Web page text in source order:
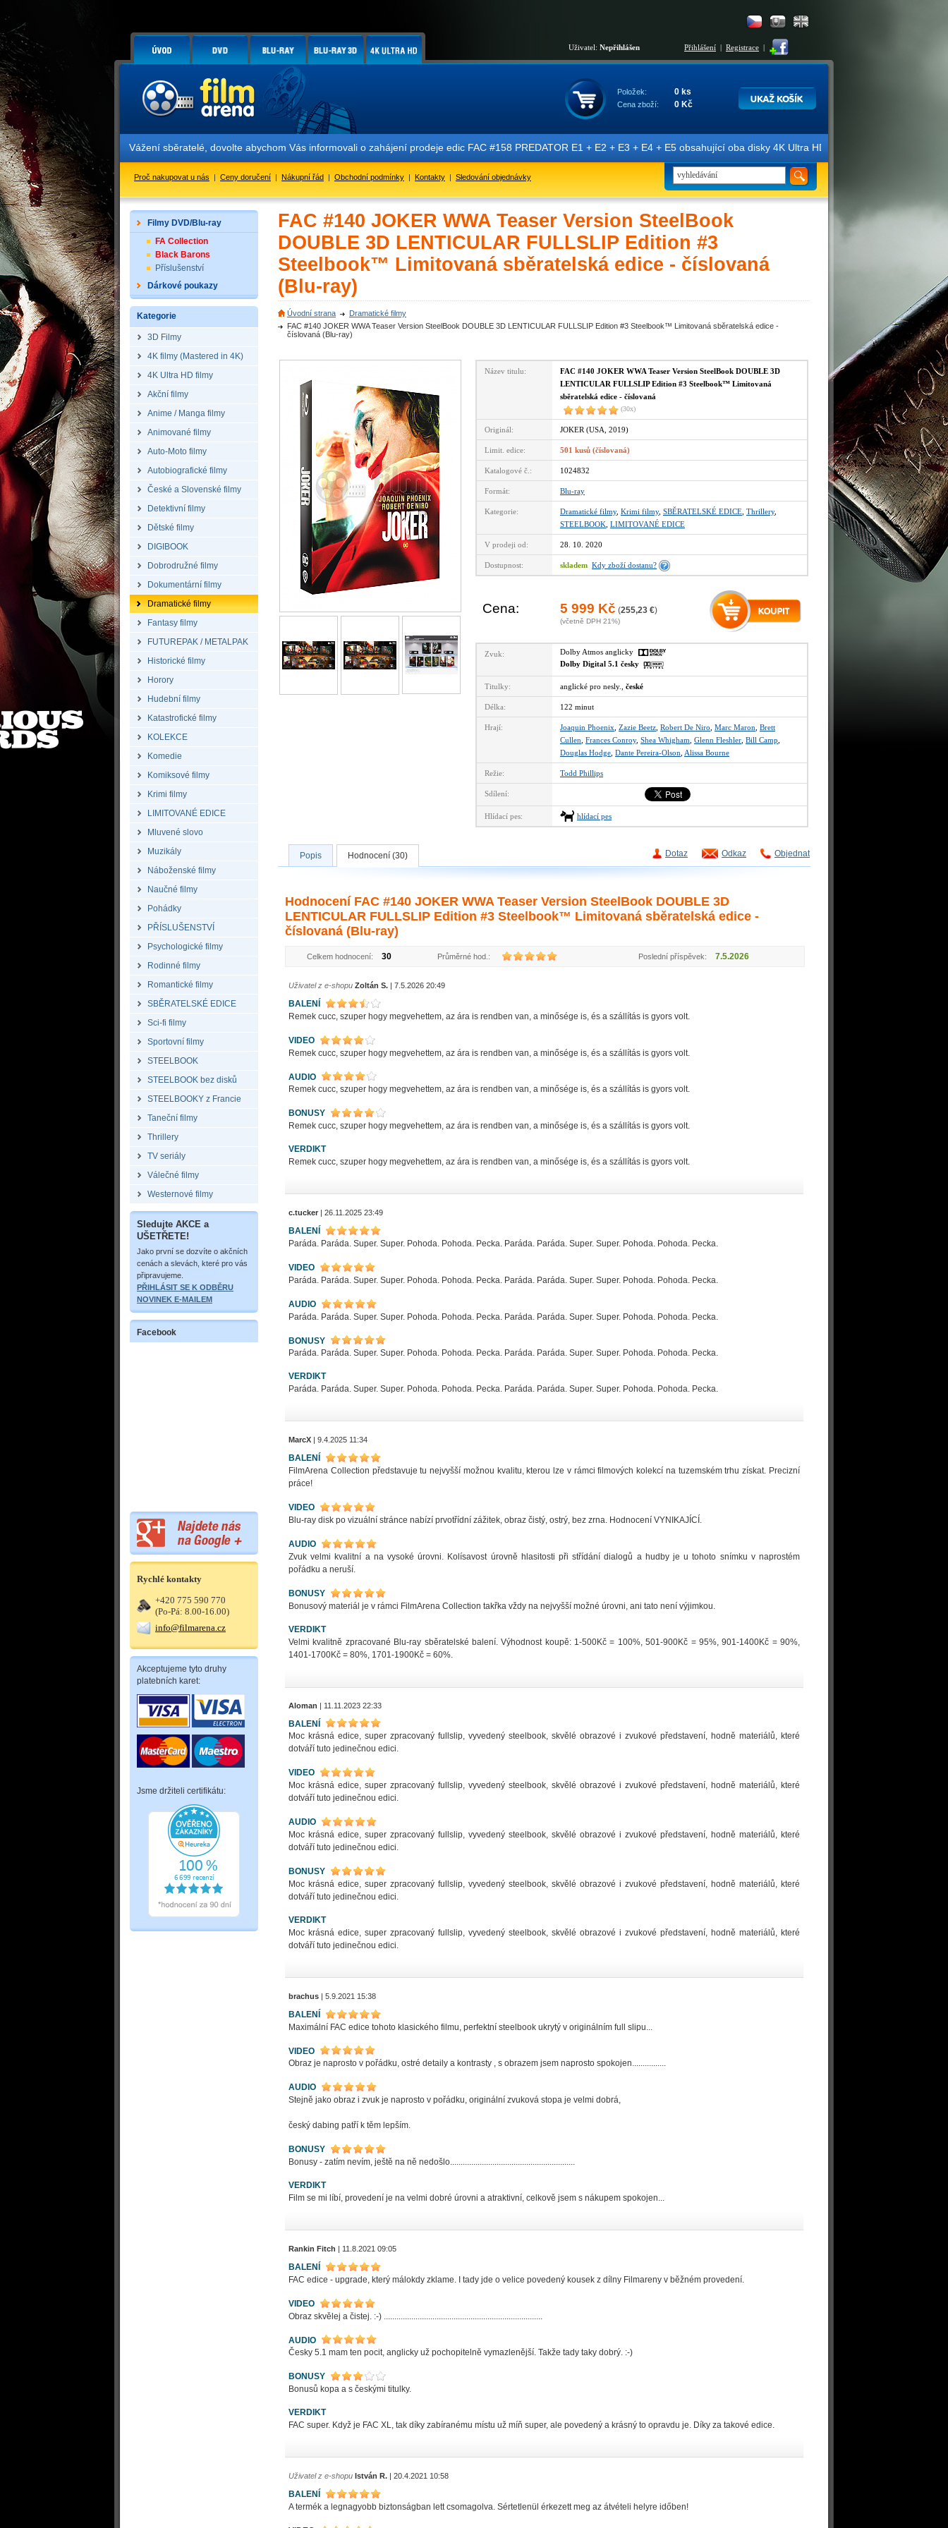
Uživatel: Nepřihlášen Přihlášení | Registrace |
Položek: 0 ks
Cena zboží: 0 Kč
Vážení sběratelé, dovolte abychom Vás informovali o zahájení prodeje edic FAC #158 PREDATOR E1 + E2 + E3 + E4 + E5 obsahující oba disky 4K Ultra HD + Blu-ray 3D/2D. Edice jsou
Proč nakupovat u nás | Ceny doručení | Nákupní řád | Obchodní podmínky | Kontakty | Sledování objednávky
Filmy DVD/Blu-ray
FA Collection
Black Barons
Příslušenství
Dárkové poukazy
Kategorie
3D Filmy
4K filmy (Mastered in 4K)
4K Ultra HD filmy
Akční filmy
Anime / Manga filmy
Animované filmy
Auto-Moto filmy
Autobiografické filmy
České a Slovenské filmy
Detektivní filmy
Dětské filmy
DIGIBOOK
Dobrodružné filmy
Dokumentární filmy
Dramatické filmy
Fantasy filmy
FUTUREPAK / METALPAK
Historické filmy
Horory
Hudební filmy
Katastrofické filmy
KOLEKCE
Komedie
Komiksové filmy
Krimi filmy
LIMITOVANÉ EDICE
Mluvené slovo
Muzikály
Náboženské filmy
Naučné filmy
Pohádky
PŘÍSLUŠENSTVÍ
Psychologické filmy
Rodinné filmy
Romantické filmy
SBĚRATELSKÉ EDICE
Sci-fi filmy
Sportovní filmy
STEELBOOK
STEELBOOK bez disků
STEELBOOKY z Francie
Taneční filmy
Thrillery
TV seriály
Válečné filmy
Westernové filmy
Sledujte AKCE a
UŠETŘETE!
Jako první se dozvíte o akčních
cenách a slevách, které pro vás
připravujeme.
PŘIHLÁSIT SE K ODBĚRU
NOVINEK E-MAILEM
Facebook
Rychlé kontakty
+420 775 590 770
(Po-Pá: 8.00-16.00)
info@filmarena.cz
Akceptujeme tyto druhy
platebních karet:
Jsme držiteli certifikátu:
FAC #140 JOKER WWA Teaser Version SteelBook
DOUBLE 3D LENTICULAR FULLSLIP Edition #3
Steelbook™ Limitovaná sběratelská edice - číslovaná
(Blu-ray)
Úvodní strana
Dramatické filmy
FAC #140 JOKER WWA Teaser Version SteelBook DOUBLE 3D LENTICULAR FULLSLIP Edition #3 Steelbook™ Limitovaná sběratelská edice -
číslovaná (Blu-ray)
Název titulu:
FAC #140 JOKER WWA Teaser Version SteelBook DOUBLE 3D
LENTICULAR FULLSLIP Edition #3 Steelbook™ Limitovaná
sběratelská edice - číslovaná
(30x)
Originál: JOKER (USA, 2019)
Limit. edice: 501 kusů (číslovaná)
Katalogové č.: 1024832
Formát: Blu-ray
Kategorie: Dramatické filmy, Krimi filmy, SBĚRATELSKÉ EDICE Thrillery,
STEELBOOK LIMITOVANÉ EDICE
V prodeji od: 28. 10. 2020
Dostupnost: skladem Kdy zboží dostanu?
Cena: 5 999 Kč (255,23 €)
(včetně DPH 21%)
Zvuk:
Dolby Atmos anglicky
Dolby Digital 5.1 česky
Titulky: anglické pro nesly., české
Délka: 122 minut
Hrají: Joaquin Phoenix Zazie Beetz Robert De Niro Marc Maron Brett
Cullen Frances Conroy, Shea Whigham Glenn Fleshler Bill Camp
Douglas Hodge Dante Pereira-Olson Alissa Bourne
Režie: Todd Phillips
Sdílení:
Hlídací pes: hlídací pes
Dotaz Odkaz Objednat
Popis Hodnocení (30)
Hodnocení FAC #140 JOKER WWA Teaser Version SteelBook DOUBLE 3D
LENTICULAR FULLSLIP Edition #3 Steelbook™ Limitovaná sběratelská edice -
číslovaná (Blu-ray)
Celkem hodnocení: 30 Průměrné hod.: Poslední příspěvek: 7.5.2026
Uživatel z e-shopu Zoltán S. | 7.5.2026 20:49
BALENÍ
Remek cucc, szuper hogy megvehettem, az ára is rendben van, a minősége is, és a szállítás is gyors volt.
VIDEO
Remek cucc, szuper hogy megvehettem, az ára is rendben van, a minősége is, és a szállítás is gyors volt.
AUDIO
Remek cucc, szuper hogy megvehettem, az ára is rendben van, a minősége is, és a szállítás is gyors volt.
BONUSY
Remek cucc, szuper hogy megvehettem, az ára is rendben van, a minősége is, és a szállítás is gyors volt.
VERDIKT
Remek cucc, szuper hogy megvehettem, az ára is rendben van, a minősége is, és a szállítás is gyors volt.
c.tucker | 26.11.2025 23:49
BALENÍ
Paráda. Paráda. Super. Super. Pohoda. Pohoda. Pecka. Paráda. Paráda. Super. Super. Pohoda. Pohoda. Pecka.
VIDEO
Paráda. Paráda. Super. Super. Pohoda. Pohoda. Pecka. Paráda. Paráda. Super. Super. Pohoda. Pohoda. Pecka.
AUDIO
Paráda. Paráda. Super. Super. Pohoda. Pohoda. Pecka. Paráda. Paráda. Super. Super. Pohoda. Pohoda. Pecka.
BONUSY
Paráda. Paráda. Super. Super. Pohoda. Pohoda. Pecka. Paráda. Paráda. Super. Super. Pohoda. Pohoda. Pecka.
VERDIKT
Paráda. Paráda. Super. Super. Pohoda. Pohoda. Pecka. Paráda. Paráda. Super. Super. Pohoda. Pohoda. Pecka.
MarcX | 9.4.2025 11:34
BALENÍ
FilmArena Collection představuje tu nejvyšší možnou kvalitu, kterou lze v rámci filmových kolekcí na tuzemském trhu získat. Precizní
práce!
VIDEO
Blu-ray disk po vizuální stránce nabízí prvotřídní zážitek, obraz čistý, ostrý, bez zrna. Hodnocení VYNIKAJÍCÍ.
AUDIO
Zvuk velmi kvalitní a na vysoké úrovni. Kolísavost úrovně hlasitosti při střídání dialogů a hudby je u tohoto snímku v naprostém
pořádku a neruší.
BONUSY
Bonusový materiál je v rámci FilmArena Collection takřka vždy na nejvyšší možné úrovni, ani tato není výjimkou.
VERDIKT
Velmi kvalitně zpracované Blu-ray sběratelské balení. Výhodnost koupě: 1-500Kč = 100%, 501-900Kč = 95%, 901-1400Kč = 90%,
1401-1700Kč = 80%, 1701-1900Kč = 60%.
Aloman | 11.11.2023 22:33
BALENÍ
Moc krásná edice, super zpracovaný fullslip, vyvedený steelbook, skvělé obrazové i zvukové představení, hodně materiálů, které
dotváří tuto jedinečnou edici.
VIDEO
Moc krásná edice, super zpracovaný fullslip, vyvedený steelbook, skvělé obrazové i zvukové představení, hodně materiálů, které
dotváří tuto jedinečnou edici.
AUDIO
Moc krásná edice, super zpracovaný fullslip, vyvedený steelbook, skvělé obrazové i zvukové představení, hodně materiálů, které
dotváří tuto jedinečnou edici.
BONUSY
Moc krásná edice, super zpracovaný fullslip, vyvedený steelbook, skvělé obrazové i zvukové představení, hodně materiálů, které
dotváří tuto jedinečnou edici.
VERDIKT
Moc krásná edice, super zpracovaný fullslip, vyvedený steelbook, skvělé obrazové i zvukové představení, hodně materiálů, které
dotváří tuto jedinečnou edici.
brachus | 5.9.2021 15:38
BALENÍ
Maximální FAC edice tohoto klasického filmu, perfektní steelbook ukrytý v originálním full slipu...
VIDEO
Obraz je naprosto v pořádku, ostré detaily a kontrasty , s obrazem jsem naprosto spokojen................
AUDIO
Stejně jako obraz i zvuk je naprosto v pořádku, originální zvuková stopa je velmi dobrá,
český dabing patří k těm lepším.
BONUSY
Bonusy - zatím nevím, ještě na ně nedošlo...........................................................
VERDIKT
Film se mi líbí, provedení je na velmi dobré úrovni a atraktivní, celkově jsem s nákupem spokojen...
Rankin Fitch | 11.8.2021 09:05
BALENÍ
FAC edice - upgrade, který málokdy zklame. I tady jde o velice povedený kousek z dílny Filmareny v běžném provedení.
VIDEO
Obraz skvělej a čistej. :-) ...........................................................................
AUDIO
Česky 5.1 mam ten pocit, anglicky už pochopitelně vymazlenější. Takže tady taky dobrý. :-)
BONUSY
Bonusů kopa a s českými titulky.
VERDIKT
FAC super. Když je FAC XL, tak díky zabíranému místu už míň super, ale povedený a krásný to opravdu je. Díky za takové edice.
Uživatel z e-shopu István R. | 20.4.2021 10:58
BALENÍ
A termék a legnagyobb biztonságban lett csomagolva. Sértetlenül érkezett meg az átvételi helyre időben!